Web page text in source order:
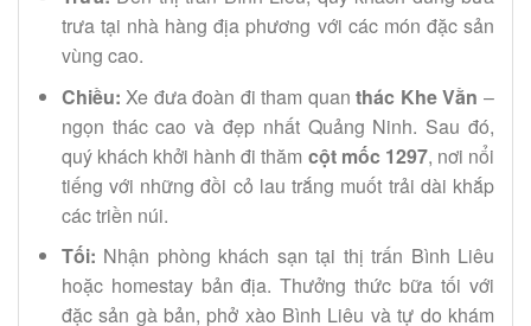
trưa tại nhà hàng địa phương với các món đặc sản
vùng cao.
Chiều: Xe đưa đoàn đi tham quanthác Khe Vằn –
ngọn thác cao và đẹp nhất Quảng Ninh. Sau đó,
quý khách khởi hành đi thăm cột mốc 1297, nơi nổi
tiếng với những đồi cỏ lau trắng muốt trải dài khắp
các triền núi.
Tối: Nhận phòng khách sạn tại thị trấn Bình Liêu
hoặc homestay bản địa. Thưởng thức bữa tối với
đặc sản gà bản, phở xào Bình Liêu và tự do khám